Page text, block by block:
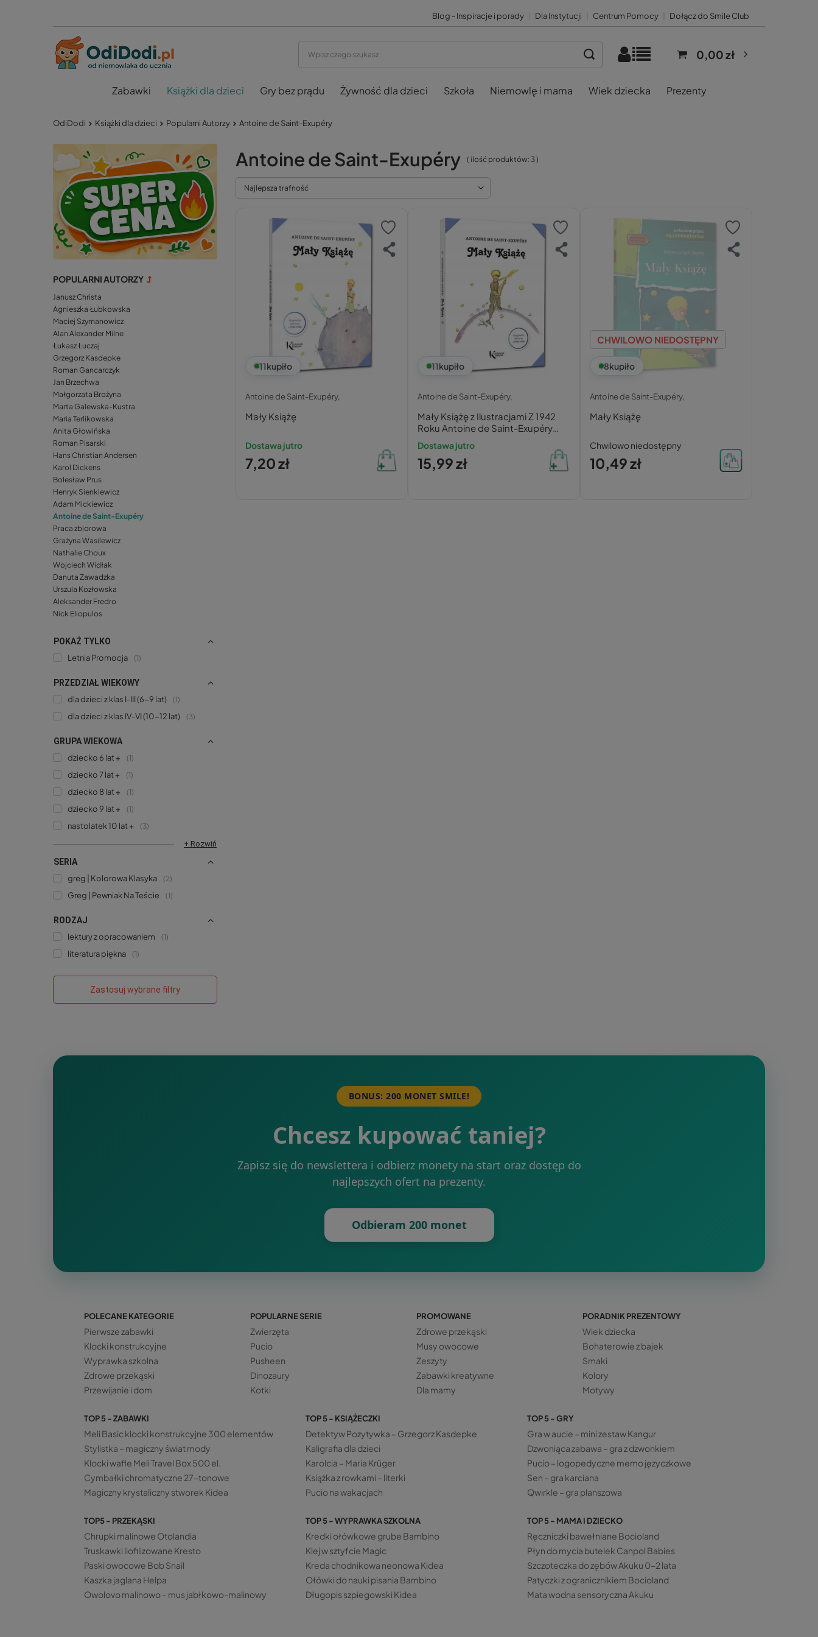
Blog - Inspiracje i porady Dla Instytucji Centrum Pomocy Dołącz do Smile Club
0,00 zł
Zabawki Książki dla dzieci Gry bez prądu Żywność dla dzieci Szkoła Niemowlę i mama Wiek dziecka Prezenty
OdiDodi Książki dla dzieci Popularni Autorzy Antoine de Saint-Exupéry
POPULARNI AUTORZY
Janusz Christa
Agnieszka Łubkowska
Maciej Szymanowicz
Alan Alexander Milne
Łukasz Łuczaj
Grzegorz Kasdepke
Roman Gancarczyk
Jan Brzechwa
Małgorzata Brożyna
Marta Galewska-Kustra
Maria Terlikowska
Anita Głowińska
Roman Pisarski
Hans Christian Andersen
Karol Dickens
Bolesław Prus
Henryk Sienkiewicz
Adam Mickiewicz
Antoine de Saint-Exupéry
Praca zbiorowa
Grażyna Wasilewicz
Nathalie Choux
Wojciech Widłak
Danuta Zawadzka
Urszula Kozłowska
Aleksander Fredro
Nick Eliopulos
POKAŻ TYLKO
Letnia Promocja
1
PRZEDZIAŁ WIEKOWY
dla dzieci z klas I-III (6-9 lat)
1
dla dzieci z klas IV-VI (10-12 lat) 3
GRUPA WIEKOWA
dziecko 6 lat +
1
dziecko 7 lat + 1
dziecko 8 lat + 1
dziecko 9 lat + 1
nastolatek 10 lat +
3
+ Rozwiń
SERIA
greg | Kolorowa Klasyka
2
Greg | Pewniak Na Teście 1
RODZAJ
lektury z opracowaniem
1
literatura piękna 1
Zastosuj wybrane filtry
Antoine de Saint-Exupéry ( ilość produktów: 3)
Najlepsza trafność
11kupiło
Antoine de Saint-Exupéry,
Mały Książę
Dostawa jutro
7,20 zł
11kupiło
Antoine de Saint-Exupéry,
Mały Książę z Ilustracjami Z 1942
Roku Antoine de Saint-Exupéry
Greg (TW)
Dostawa jutro
15,99 zł
CHWILOWO NIEDOSTĘPNY
8kupiło
Antoine de Saint-Exupéry,
Mały Książę
Chwilowo niedostępny
10,49 zł
BONUS: 200 MONET SMILE!
Chcesz kupować taniej?
Zapisz się do newslettera i odbierz monety na start oraz dostęp do
najlepszych ofert na prezenty.
Odbieram 200 monet
POLECANE KATEGORIE
Pierwsze zabawki
Klocki konstrukcyjne
Wyprawka szkolna
Zdrowe przekąski
Przewijanie i dom
POPULARNE SERIE
Zwierzęta
Pucio
Pusheen
Dinozaury
Kotki
PROMOWANE
Zdrowe przekąski
Musy owocowe
Zeszyty
Zabawki kreatywne
Dla mamy
PORADNIK PREZENTOWY
Wiek dziecka
Bohaterowie z bajek
Smaki
Kolory
Motywy
TOP 5 - ZABAWKI
Meli Basic klocki konstrukcyjne 300 elementów
Stylistka – magiczny świat mody
Klocki wafle Meli Travel Box 500 el.
Cymbałki chromatyczne 27-tonowe
Magiczny krystaliczny stworek Kidea
TOP 5 - KSIĄŻECZKI
Detektyw Pozytywka – Grzegorz Kasdepke
Kaligrafia dla dzieci
Karolcia – Maria Krüger
Książka z rowkami – literki
Pucio na wakacjach
TOP 5 - GRY
Gra w aucie – mini zestaw Kangur
Dzwoniąca zabawa – gra z dzwonkiem
Pucio – logopedyczne memo języczkowe
Sen – gra karciana
Qwirkle – gra planszowa
TOP5 - PRZEKĄSKI
Chrupki malinowe Otolandia
Truskawki liofilizowane Kresto
Paski owocowe Bob Snail
Kaszka jaglana Helpa
Owolovo malinowo – mus jabłkowo-malinowy
TOP 5 - WYPRAWKA SZKOLNA
Kredki ołówkowe grube Bambino
Klej w sztyfcie Magic
Kreda chodnikowa neonowa Kidea
Ołówki do nauki pisania Bambino
Długopis szpiegowski Kidea
TOP 5 - MAMA I DZIECKO
Ręczniczki bawełniane Bocioland
Płyn do mycia butelek Canpol Babies
Szczoteczka do zębów Akuku 0-2 lata
Patyczki z ogranicznikiem Bocioland
Mata wodna sensoryczna Akuku